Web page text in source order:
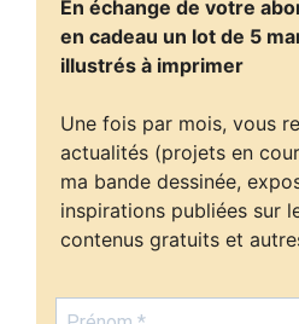
En échange de votre
en cadeau un lot de 5
illustrés à imprimer
Une fois par mois, vous
actualités (projets en
ma bande dessinée,
inspirations publiées sur
contenus gratuits et